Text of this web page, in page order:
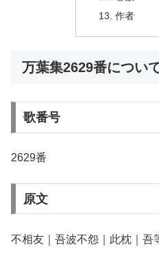
作者
万葉集2629番につい
歌番号
2629番
原文
不相友｜吾波不怨｜此枕｜吾